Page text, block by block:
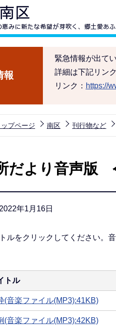
報
緊急情報が出て
詳細は下記リン
リンク： https://
ップページ 南区 刊行物など
だより音声版
年1月16日
ルをクリックしてください。音
トル
(音楽ファイル(MP3):41KB)
(音楽ファイル(MP3):42KB)